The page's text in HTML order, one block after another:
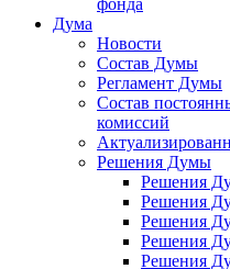
фонда
Дума
Новости
Состав Думы
Регламент Думы
Состав
комиссий
Решения Думы
Решения
Решения
Решения
Решения
Решения